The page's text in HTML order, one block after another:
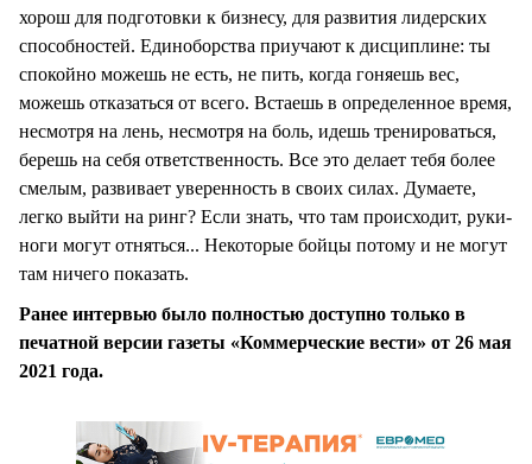
хорош для подготовки к бизнесу, для развития лидерских
способностей. Единоборства приучают к дисциплине: ты
спокойно можешь не есть, не пить, когда гоняешь вес,
можешь отказаться от всего. Встаешь в определенное время,
несмотря на лень, несмотря на боль, идешь тренироваться,
берешь на себя ответственность. Все это делает тебя более
смелым, развивает уверенность в своих силах. Думаете,
легко выйти на ринг? Если знать, что там происходит, руки-
ноги могут отняться... Некоторые бойцы потому и не могут
там ничего показать.
Ранее интервью было полностью доступно только в
печатной версии газеты «Коммерческие вести» от 26 мая
2021 года.